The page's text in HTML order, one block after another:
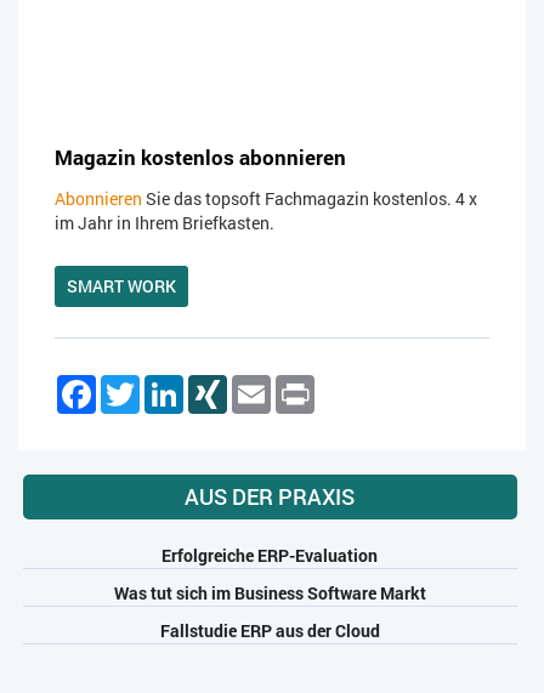
Magazin kostenlos abonnieren
Abonnieren Sie das topsoft Fachmagazin kostenlos. 4 x
im Jahr in Ihrem Briefkasten.
SMART WORK
Facebook
TwitterLinkedInXING Email
AUS DER PRAXIS
Erfolgreiche ERP-Evaluation
Was tut sich im Business Software Markt
Fallstudie ERP aus der Cloud